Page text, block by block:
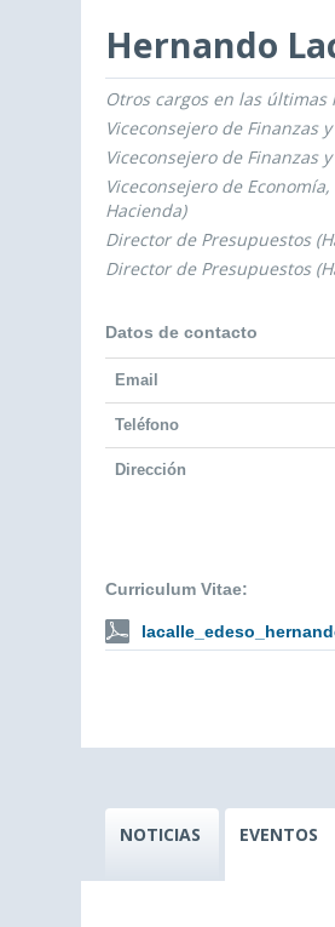
Hernando
CargosFecha de inicio -
Otros cargos en las últimas
Viceconsejero de Finanzas
Viceconsejero de Finanzas
Viceconsejero de
Hacienda)
Director de Presupuestos
Director de Presupuestos
Datos de contacto
Email
Teléfono
Dirección
Curriculum Vitae:
NOTICIAS EVENTOS